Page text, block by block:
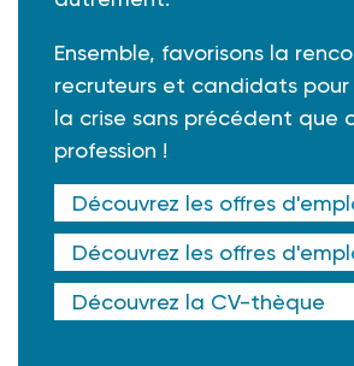
Ensemble, favorisons la
recruteurs et candidats
la crise sans précédent que
profession !
Découvrez les offres
Découvrez les offres
Découvrez la CV-thèque